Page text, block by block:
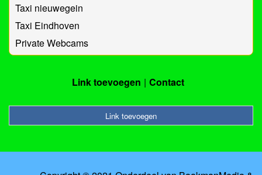
Taxi nieuwegein
Taxi Eindhoven
Private Webcams
Link toevoegen Contact
Link toevoegen